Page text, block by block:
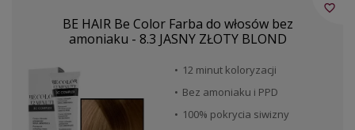
BE HAIR Be Color Farba do włosów bez
amoniaku - 8.3 JASNY ZŁOTY BLOND
12 minut koloryzacji
Bez amoniaku i PPD
100% pokrycia siwizny
favorite_border